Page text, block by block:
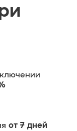
от 7 дней